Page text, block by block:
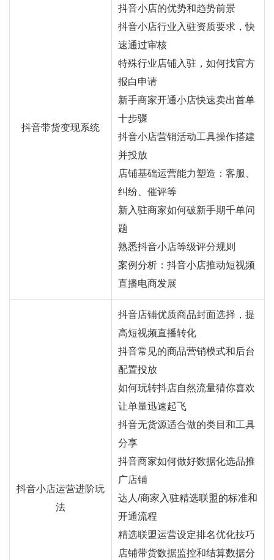
抖音带货变现系统
抖音小店的优势和趋势前景
抖音小店行业入驻资质要求，快
速通过审核
特殊行业店铺入驻，如何找官方
报白申请
新手商家开通小店快速卖出首单
十步骤
抖音小店营销活动工具操作搭建
并投放
店铺基础运营能力塑造：客服、
纠纷、催评等
新入驻商家如何破新手期千单问
题
熟悉抖音小店等级评分规则
案例分析：抖音小店推动短视频
直播电商发展
抖音小店运营进阶玩
法
抖音店铺优质商品封面选择，提
高短视频直播转化
抖音常见的商品营销模式和后台
配置投放
如何玩转抖店自然流量猜你喜欢
让单量迅速起飞
抖音无货源适合做的类目和工具
分享
抖音商家如何做好数据化选品推
广店铺
达人/商家入驻精选联盟的标准和
开通流程
精选联盟运营设定排名优化技巧
店铺带货数据监控和结算数据分